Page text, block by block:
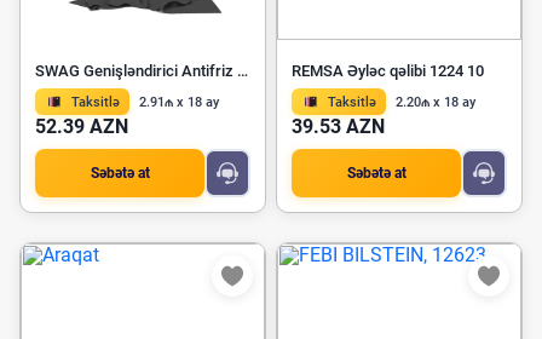
SWAG Genişləndirici Antifriz Çəni 40 94 7898
Taksitlə 2.91₼ x 18 ay
52.39 AZN
Səbətə at
REMSA Əyləc qəlibi 1224 10
Taksitlə 2.20₼ x 18 ay
39.53 AZN
Səbətə at